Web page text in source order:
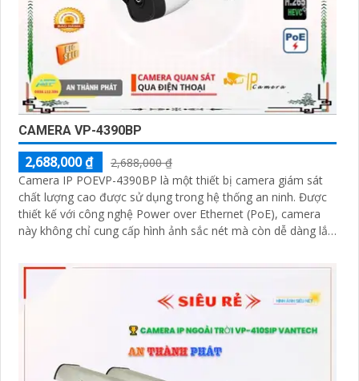
CAMERA VP-4390BP
2,688,000 ₫
2,688,000 ₫
Camera IP POEVP-4390BP là một thiết bị camera giám sát
chất lượng cao được sử dụng trong hệ thống an ninh. Được
thiết kế với công nghệ Power over Ethernet (PoE), camera
này không chỉ cung cấp hình ảnh sắc nét mà còn dễ dàng lắp